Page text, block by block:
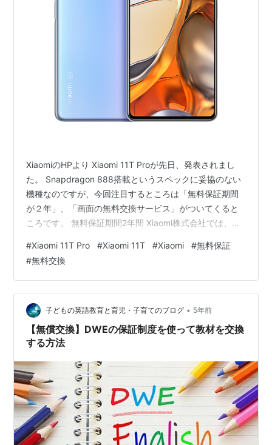
XiaomiのHPより Xiaomi 11T Proが先日、発表されまし
た。 Snapdragon 888搭載というスペックに妥協のない
機種なのですが、今回注目するところは「無料保証期間
が２年」、「画面の無料交換サービス」がついてくると
ころです。 無料保証期間2年間 Xiaomi株式会社では、
（https://www.mi.com/jp/ またはオフライン小売業者、
通信事業者）にてXiaomi 11T/Xiaomi 11T Proを購入し、
アクティベーションを実施したお客様に対して、通常の
使用で品質の問題が発生した場合、購入日から24ヶ月以
内であれば、…
#Xiaomi 11T Pro #Xiaomi 11T #Xiaomi #無料保証
#無料交換
子どもの英語教育と育児・子育てのブログ • 5年前
【無償交換】DWEの保証制度を使って教材を交換
する方法